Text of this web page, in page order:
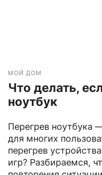
МОЙ ДОМ
Что делать,
ноутбук
Перегрев ноутбука
для многих
перегрев
игр? Разбираемся,